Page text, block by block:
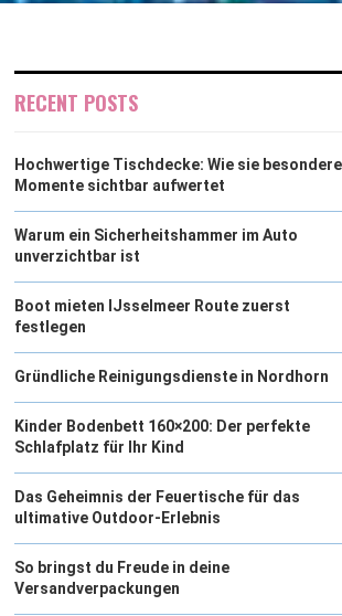
RECENT POSTS
Hochwertige Tischdecke: Wie sie besondere
Momente sichtbar aufwertet
Warum ein Sicherheitshammer im Auto
unverzichtbar ist
Boot mieten IJsselmeer Route zuerst
festlegen
Gründliche Reinigungsdienste in Nordhorn
Kinder Bodenbett 160×200: Der perfekte
Schlafplatz für Ihr Kind
Das Geheimnis der Feuertische für das
ultimative Outdoor-Erlebnis
So bringst du Freude in deine
Versandverpackungen